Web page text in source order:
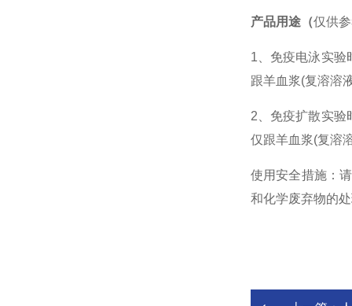
产品用途（仅供
1、免疫电泳实验
跟羊血浆(复溶溶
2、免疫扩散实验
仅跟羊血浆(复溶
使用安全措施：
和化学废弃物的